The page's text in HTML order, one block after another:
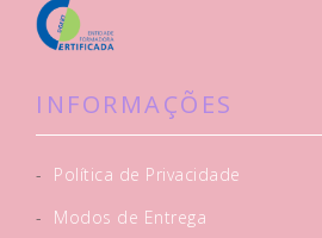
INFORMAÇÕES
-
Política de Privacidade
-
Modos de Entrega